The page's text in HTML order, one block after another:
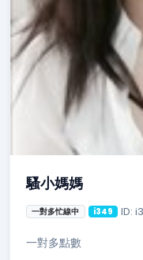
騷小媽媽
一對多忙線中 i349 ID:
一對多點數